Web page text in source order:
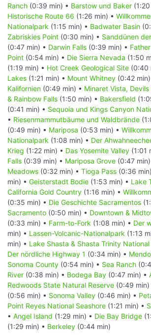
Ranch (0:39 min) • Barstow und Baker
Historische Route 66 (1:26 min) •
Nationalpark (1:15 min) • Badwater Basin
Zabriskies Point (0:30 min) • Sanddünen
(0:47 min) • Darwin Falls (0:39 min) •
Point (0:54 min) • Die Sierra Nevada (1:50
(1:19 min) • Hot Creek Geological Site (0:40
Lakes (1:21 min) • Mount Whitney (0:42 min)
Kalifornien (0:49 min) • Minaret Vista,
& Rainbow Falls (1:50 min) • Bakersfield
(0:41 min) • Sequoia und Kings Canyon
• Riesenmammutbäume und Waldbrände
(0:49 min) • Mariposa (0:53 min) •
Nationalpark (1:08 min) • Der
Krieg (1:22 min) • Das Yosemite Valley (1:01
Falls (0:39 min) • Mariposa Grove (0:47 min)
Meadows (0:32 min) • Tioga Pass (0:36
min) • Geisterstadt Bodie (1:53 min) • Lake
California Gold Country (1:16 min) •
(0:35 min) • Die Geschichte Sacramentos
Sacramento (0:50 min) • Downtown &
(0:33 min) • Farm-to-Fork (1:08 min) • Der
min) • Lassen-Volcanic-Nationalpark (1:13
min) • Lake Shasta & Shasta Trinity National
Der nördliche Highway 1 (0:34 min) •
Sonoma County (0:54 min) • Sea Ranch
River (0:38 min) • Bodega Bay (0:47 min) •
Redwoods State Natural Reserve (0:49 min)
(0:56 min) • Sonoma Valley (0:46 min) •
Point Reyes National Seashore (1:21 min) •
• Angel Island (1:29 min) • Die Bay Bridge
(1:29 min) • Berkeley (0:44 min)